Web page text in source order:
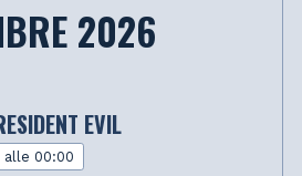
2026
EVIL
alle 00:00